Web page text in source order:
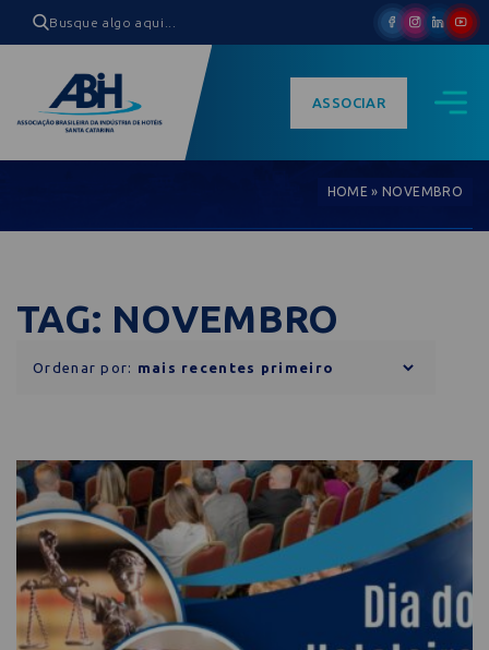
ASSOCIAR
HOME »NOVEMBRO
TAG: NOVEMBRO
Ordenar por: